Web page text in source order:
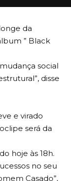
da
” Black
social
disse
e virado
será da
hoje às 18h.
no seu
Casado”,